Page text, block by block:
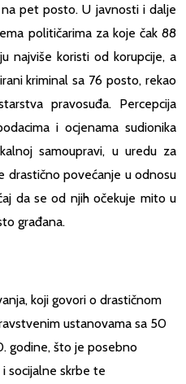
pet posto. U javnosti i dalje
političarima za koje čak 88
najviše koristi od korupcije, a
kriminal sa 76 posto, rekao
pravosuđa. Percepcija
i ocjenama sudionika
samoupravi, u uredu za
drastično povećanje u odnosu
da se od njih očekuje mito u
građana.
koji govori o drastičnom
ustanovama sa 50
godine, što je posebno
socijalne skrbe te